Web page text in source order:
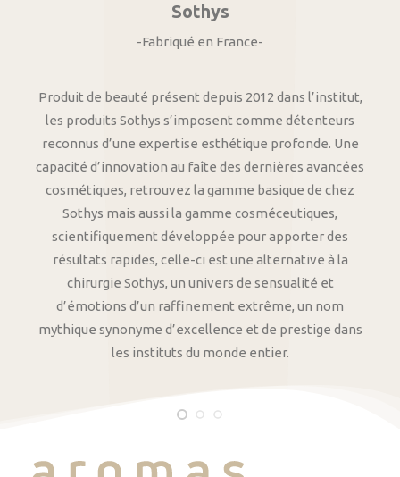
Sothys
-Fabriqué en France-
Produit de beauté présent depuis 2012 dans l’institut,
les produits Sothys s’imposent comme détenteurs
reconnus d’une expertise esthétique profonde. Une
capacité d’innovation au faîte des dernières avancées
cosmétiques, retrouvez la gamme basique de chez
Sothys mais aussi la gamme cosméceutiques,
scientifiquement développée pour apporter des
résultats rapides, celle-ci est une alternative à la
chirurgie Sothys, un univers de sensualité et
d’émotions d’un raffinement extrême, un nom
mythique synonyme d’excellence et de prestige dans
les instituts du monde entier.